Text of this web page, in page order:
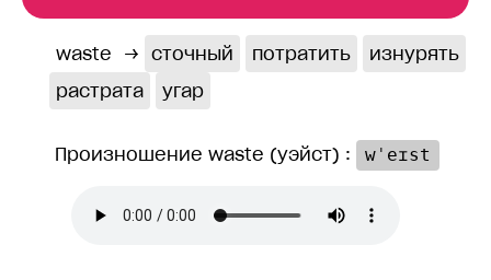
waste → сточный потратить
изнурять
растрата
угар
Произношение waste (yэйст) : wˈeɪst